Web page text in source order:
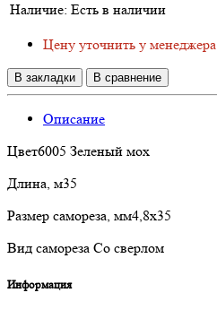
Наличие: Есть в наличии
Цену уточнить у менеджера
В закладки В сравнение
Описание
Цвет6005 Зеленый мох
Длина, м35
Размер самореза, мм4,8х35
Вид самореза Со сверлом
Информация